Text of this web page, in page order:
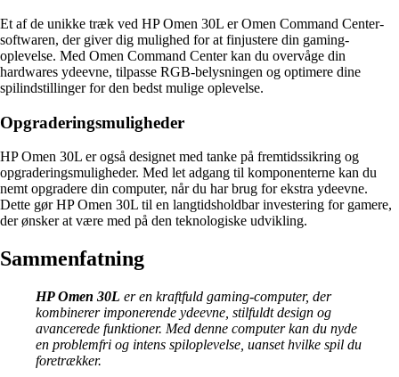
Et af de unikke træk ved HP Omen 30L er Omen Command Center-
softwaren, der giver dig mulighed for at finjustere din gaming-
oplevelse. Med Omen Command Center kan du overvåge din
hardwares ydeevne, tilpasse RGB-belysningen og optimere dine
spilindstillinger for den bedst mulige oplevelse.
Opgraderingsmuligheder
HP Omen 30L er også designet med tanke på fremtidssikring og
opgraderingsmuligheder. Med let adgang til komponenterne kan du
nemt opgradere din computer, når du har brug for ekstra ydeevne.
Dette gør HP Omen 30L til en langtidsholdbar investering for gamere,
der ønsker at være med på den teknologiske udvikling.
Sammenfatning
HP Omen 30L er en kraftfuld gaming-computer, der
kombinerer imponerende ydeevne, stilfuldt design og
avancerede funktioner. Med denne computer kan du nyde
en problemfri og intens spiloplevelse, uanset hvilke spil du
foretrækker.